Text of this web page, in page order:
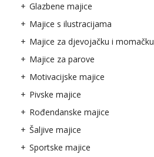
Glazbene majice
Majice s ilustracijama
Majice za djevojačku i momačku
Majice za parove
Motivacijske majice
Pivske majice
Rođendanske majice
Šaljive majice
Sportske majice